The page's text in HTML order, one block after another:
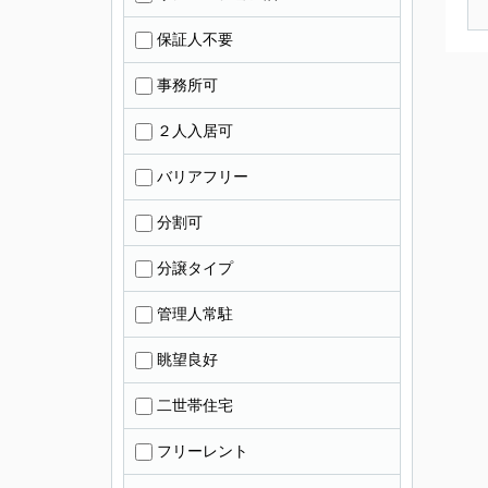
保証人不要
事務所可
２人入居可
バリアフリー
分割可
分譲タイプ
管理人常駐
眺望良好
二世帯住宅
フリーレント